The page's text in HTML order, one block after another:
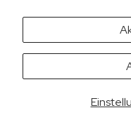
Es sieht aus, als
Möchtest du die